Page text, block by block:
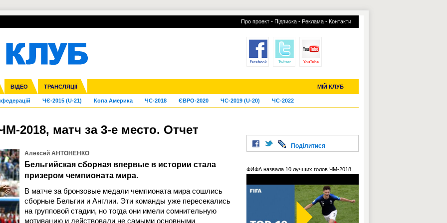
Про проект - Підписка - Реклама - Контакти
ВІДЕО ТРАНСЛЯЦІЇ МІЙ КЛУБ
ліга Кубок України Молодіжка
Ліга націй Ліга конференцій
Франція Інші
ЧЄ-2015 (U-21) Копа Америка ЧС-2018 ЄВРО-2020 ЧС-2019 (U-20) ЧС-2022
УПЛ-ПЕРЕХОДИ УСІ ТРАНСФЕРИ
2018, матч за 3-е место. Отчет
Алексей АНТОНЕНКО
Бельгийская сборная впервые в истории стала
призером чемпионата мира.
В матче за бронзовые медали чемпионата мира сошлись
сборные Бельгии и Англии. Эти команды уже пересекались
на групповой стадии, но тогда они имели сомнительную
мотивацию и действовали не самыми основными
Поділитися
ФИФА назвала 10 лучших голов ЧМ-2018